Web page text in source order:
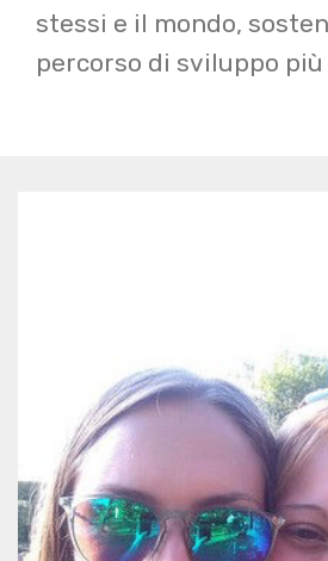
stessi e il mondo,
percorso di sviluppo più